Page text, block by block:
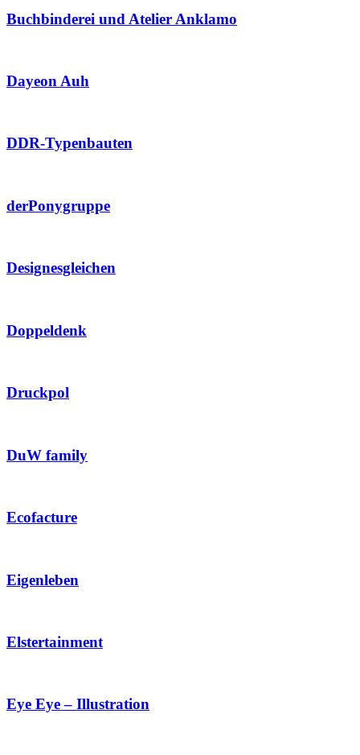
Buchbinderei und Atelier Anklamo
Dayeon Auh
DDR-Typenbauten
derPonygruppe
Designesgleichen
Doppeldenk
Druckpol
DuW family
Ecofacture
Eigenleben
Elstertainment
Eye Eye – Illustration